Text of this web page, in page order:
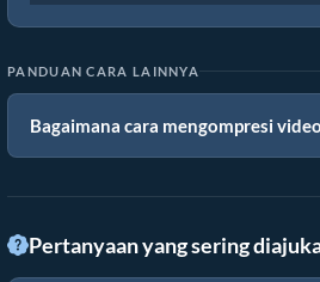
PANDUAN CARA LAINNYA
Bagaimana cara mengompresi
Pertanyaan yang sering